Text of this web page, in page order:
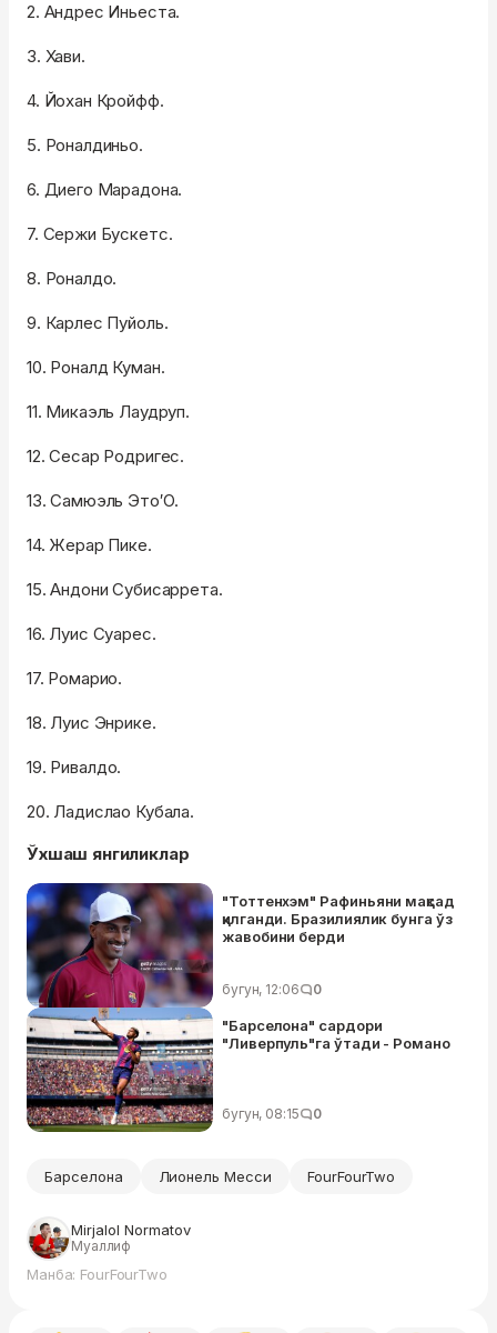
2. Андрес Иньеста.
3. Хави.
4. Йохан Кройфф.
5. Роналдиньо.
6. Диего Марадона.
7. Сержи Бускетс.
8. Роналдо.
9. Карлес Пуйоль.
10. Роналд Куман.
11. Микаэль Лаудруп.
12. Сесар Родригес.
13. Самюэль Это′О.
14. Жерар Пике.
15. Андони Субисаррета.
16. Луис Суарес.
17. Ромарио.
18. Луис Энрике.
19. Ривалдо.
20. Ладислао Кубала.
Ўхшаш янгиликлар
"Тоттенхэм" Рафиньяни мақсад
қилганди. Бразилиялик бунга ўз
жавобини берди
бугун, 12:06 0
"Барселона" сардори
"Ливерпуль"га ўтади - Романо
бугун, 08:15 0
Барселона Лионель Месси FourFourTwo
Mirjalol Normatov
Муаллиф
Манба: FourFourTwo